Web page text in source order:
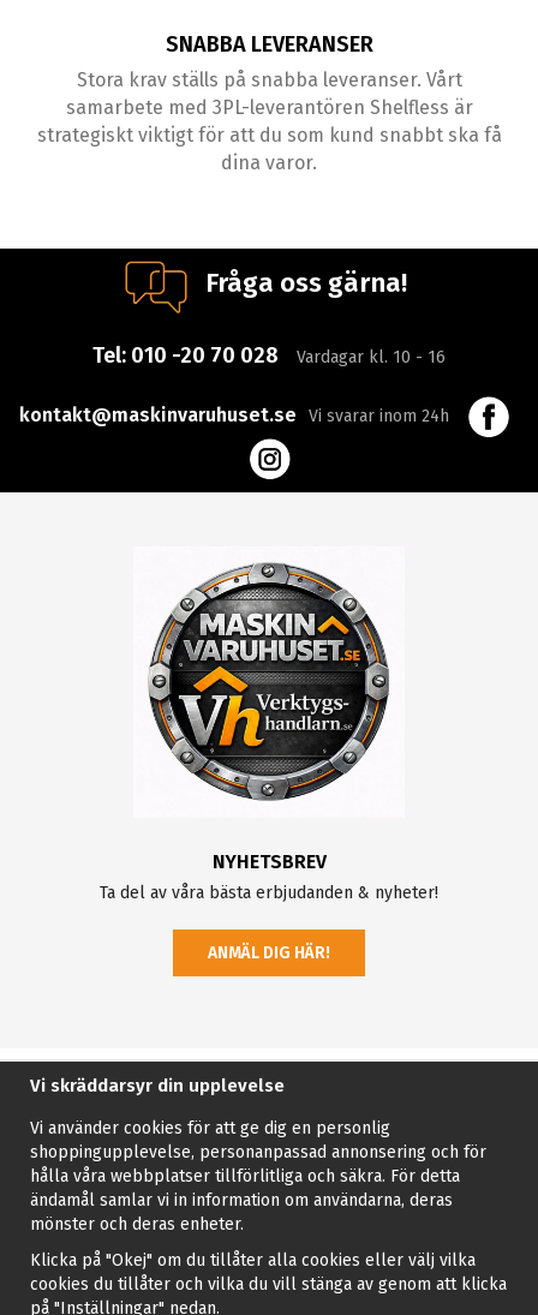
SNABBA LEVERANSER
Stora krav ställs på snabba leveranser. Vårt
samarbete med 3PL-leverantören Shelfless är
strategiskt viktigt för att du som kund snabbt ska få
dina varor.
Fråga oss gärna!
Tel: 010 -20 70 028 Vardagar kl. 10 - 16
kontakt@maskinvaruhuset.se Vi svarar inom 24h
NYHETSBREV
Ta del av våra bästa erbjudanden & nyheter!
ANMÄL DIG HÄR!
Vi skräddarsyr din upplevelse
Vi använder cookies för att ge dig en personlig
shoppingupplevelse, personanpassad annonsering och för
hålla våra webbplatser tillförlitliga och säkra. För detta
ändamål samlar vi in information om användarna, deras
mönster och deras enheter.
Klicka på "Okej" om du tillåter alla cookies eller välj vilka
cookies du tillåter och vilka du vill stänga av genom att klicka
på "Inställningar" nedan.